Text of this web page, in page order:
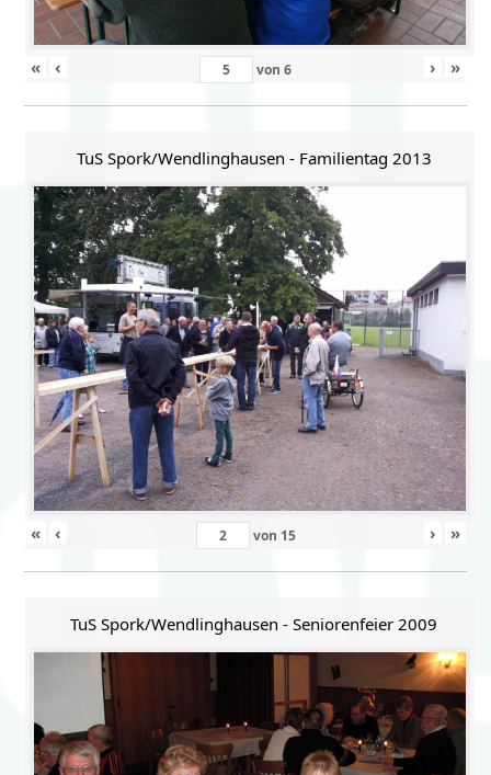
« ‹ von 6 › »
TuS Spork/Wendlinghausen - Familientag 2013
« ‹ von 15 › »
TuS Spork/Wendlinghausen - Seniorenfeier 2009